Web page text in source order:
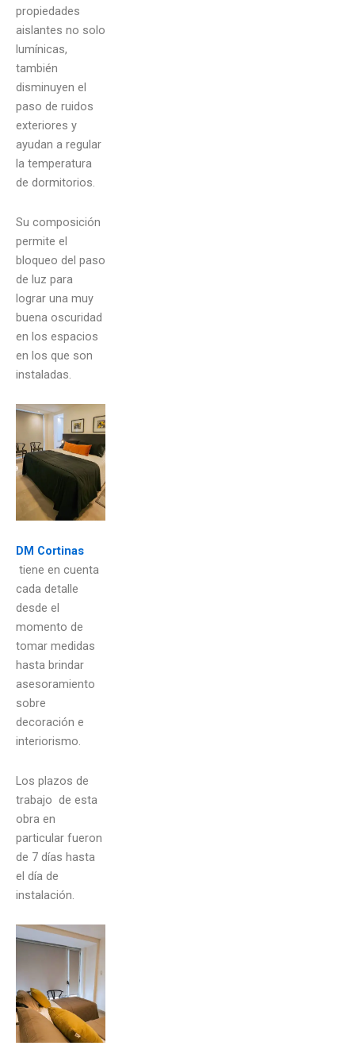
propiedades
aislantes no solo
lumínicas,
también
disminuyen el
paso de ruidos
exteriores y
ayudan a regular
la temperatura
de dormitorios.
Su composición
permite el
bloqueo del paso
de luz para
lograr una muy
buena oscuridad
en los espacios
en los que son
instaladas.
DM Cortinas
tiene en cuenta
cada detalle
desde el
momento de
tomar medidas
hasta brindar
asesoramiento
sobre
decoración e
interiorismo.
Los plazos de
trabajo de esta
obra en
particular fueron
de 7 días hasta
el día de
instalación.